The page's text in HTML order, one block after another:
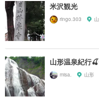
米沢観光
ringo.303
山形温泉紀行
misa. 山形